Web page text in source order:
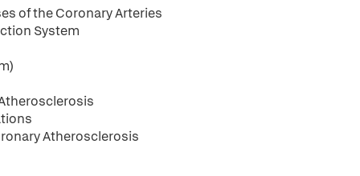
of the Coronary Arteries
System
Atherosclerosis